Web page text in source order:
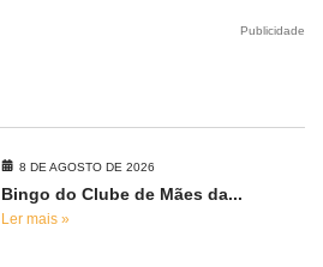
Publicidade
8 DE AGOSTO DE 2026
Bingo do Clube de Mães da...
Ler mais »